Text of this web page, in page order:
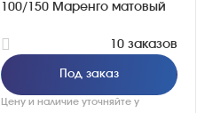
100/150 Маренго матовый
10 заказов
Под заказ
Цену и наличие уточняйте у